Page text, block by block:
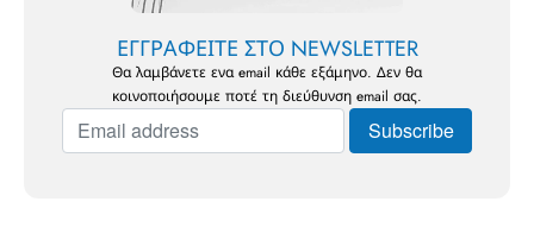
ΕΓΓΡΑΦΕΙΤΕ ΣΤΟ NEWSLETTER
Θα λαμβάνετε ενα email κάθε εξάμηνο. Δεν θα
κοινοποιήσουμε ποτέ τη διεύθυνση email σας.